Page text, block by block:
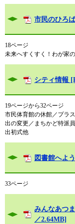
市民のひろ
18ページ
未来へすくすく！わが家
シティ情報
19ページから32ページ
市民体育館の休館／プラ
出の変更／まちかど特派
出初式他
図書館へよ
33ページ
みんなあつ
／2.64MB]